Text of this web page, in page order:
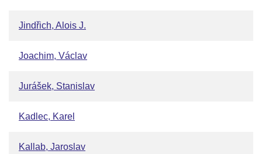
Jindřich, Alois J.
Joachim, Václav
Jurášek, Stanislav
Kadlec, Karel
Kallab, Jaroslav